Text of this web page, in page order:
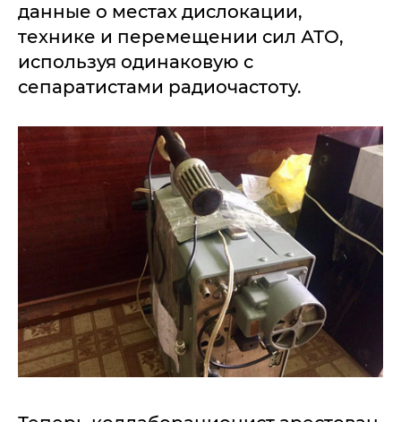
данные о местах дислокации,
технике и перемещении сил АТО,
используя одинаковую с
сепаратистами радиочастоту.